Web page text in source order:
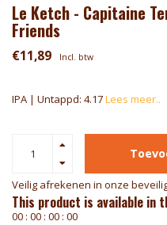
Le Ketch - Capitaine
Friends
€11,89 Incl. btw
IPA | Untappd: 4.17Lees meer..
Veilig afrekenen in onze
This product is available in
00 : 00 : 00 : 00